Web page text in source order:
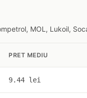
MOL, Lukoil,
PRET MEDIU
9.44 lei